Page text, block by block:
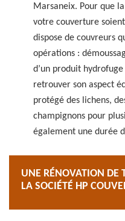
Marsaneix. Pour que
votre couverture
dispose de couvreurs
opérations :
d’un produit
retrouver son aspect
protégé des lichens,
champignons pour
également une durée
UNE RÉNOVATION DE
LA SOCIÉTÉ HP